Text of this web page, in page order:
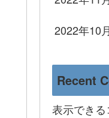
2022年10月
Recent
表示できる